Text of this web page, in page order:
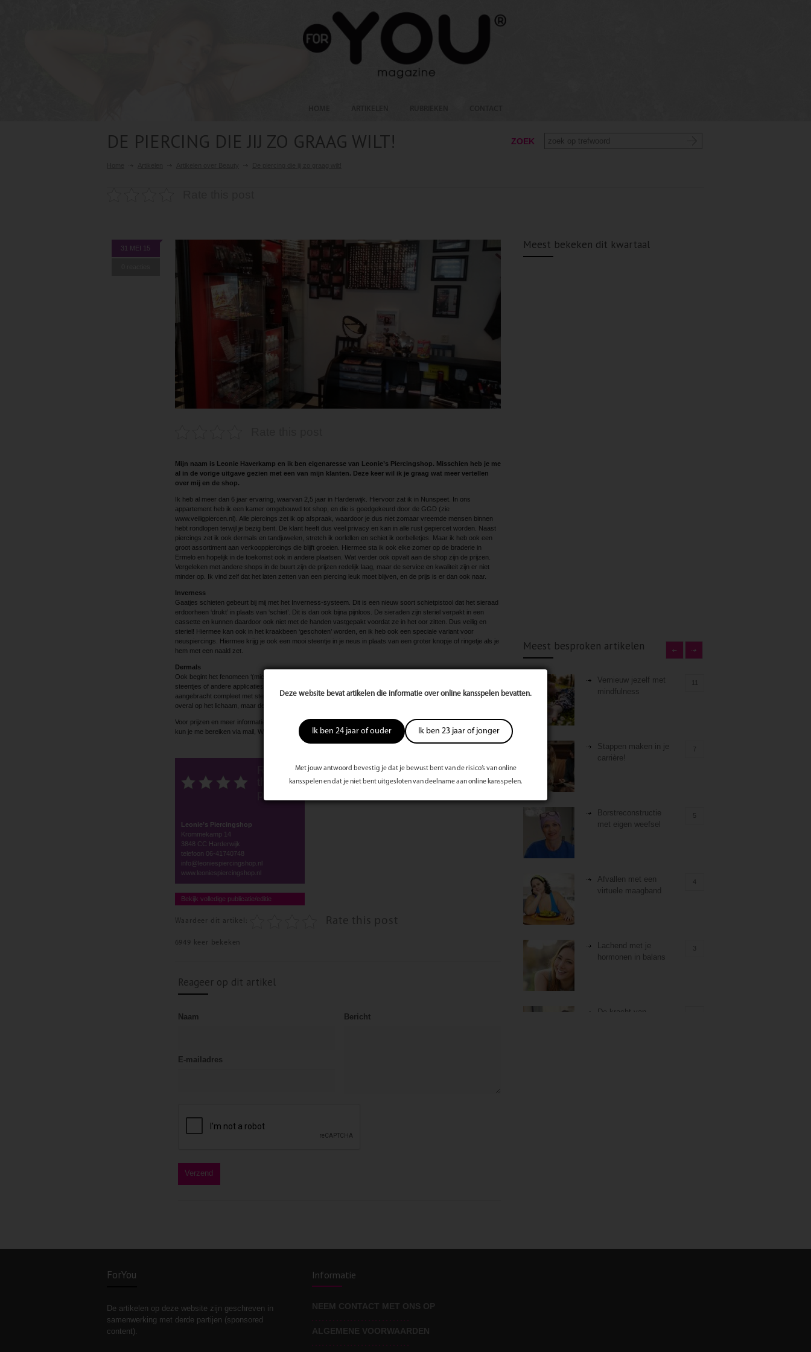
Deze website bevat artikelen die informatie over online kansspelen bevatten.
Ik ben 24 jaar of ouder Ik ben 23 jaar of jonger
Met jouw antwoord bevestig je dat je bewust bent van de risico’s van online
kansspelen en dat je niet bent uitgesloten van deelname aan online kansspelen.
DE PIERCING DIE JIJ ZO GRAAG WILT! ZOEK
31 MEI 15
Mijn naam is Leonie Haverkamp en ik ben eigenaresse van Leonie’s Piercingshop. Misschien heb je me
al in de vorige uitgave gezien met een van mijn klanten. Deze keer wil ik je graag wat meer vertellen
over mij en de shop.
Ik heb al meer dan 6 jaar ervaring, waarvan 2,5 jaar in Harderwijk. Hiervoor zat ik in Nunspeet. In ons
appartement heb ik een kamer omgebouwd tot shop, en die is goedgekeurd door de GGD (zie
www.veiligpiercen.nl). Alle piercings zet ik op afspraak, waardoor je dus niet zomaar vreemde mensen binnen
hebt rondlopen terwijl je bezig bent. De klant heeft dus veel privacy en kan in alle rust gepiercet worden. Naast
piercings zet ik ook dermals en tandjuwelen, stretch ik oorlellen en schiet ik oorbelletjes. Maar ik heb ook een
groot assortiment aan verkooppiercings die blijft groeien. Hiermee sta ik ook elke zomer op de braderie in
Ermelo en hopelijk in de toekomst ook in andere plaatsen. Wat verder ook opvalt aan de shop zijn de prijzen.
Vergeleken met andere shops in de buurt zijn de prijzen redelijk laag, maar de service en kwaliteit zijn er niet
minder op. Ik vind zelf dat het laten zetten van een piercing leuk moet blijven, en de prijs is er dan ook naar.
Inverness
Gaatjes schieten gebeurt bij mij met het Inverness-­systeem. Dit is een nieuw soort schietpistool dat het sieraad
erdoorheen ‘drukt’ in plaats van ‘schiet’. Dit is dan ook bijna pijnloos. De sieraden zijn steriel verpakt in een
cassette en kunnen daardoor ook niet met de handen vastgepakt voordat ze in het oor zitten. Dus veilig en
steriel! Hiermee kan ook in het kraakbeen ‘geschoten’ worden, en ik heb ook een speciale variant voor
neuspiercings. Hiermee krijg je ook een mooi steentje in je neus in plaats van een groter knopje of ringetje als je
hem met een naald zet.
Dermals
Ook begint het fenomeen ‘(micro)dermal’ of ‘dermal anchor’ steeds meer bekendheid te krijgen. Dit zijn mooie
steentjes of andere applicaties die in een implantaat geschroefd kunnen worden. De implantaat wordt in de huid
aangebracht compleet met steentje en heeft ongeveer 2 tot 4 maanden nodig om vast te groeien. Dit kan bijna
overal op het lichaam, maar de kans is er dat je huid het afstoot.
Voor prijzen en meer informatie kun je terecht op mijn website. Om een afspraak te maken of vragen te stellen,
kun je me bereiken via mail, Whatsapp, sms, Facebook en het contactformulier op de website.
Leonie’s Piercingshop
Krommekamp 14
3848 CC Harderwijk
telefoon 06-41740748
info@leoniespiercingshop.nl
www.leoniespiercingshop.nl
Bekijk volledige publicatie/editie
Waardeer dit artikel: Rate this post
6949 keer bekeken
Reageer op dit artikel
Naam
E-mailadres
Bericht
Meest bekeken dit kwartaal
Meest besproken artikelen
Vernieuw jezelf met
mindfulness
Stappen maken in je
carrière!
7
Borstreconstructie
met eigen weefsel
5
Afvallen met een
virtuele maagband
4
Lachend met je
hormonen in balans
3
De kracht van
ForYou
De artikelen op deze website zijn geschreven in
samenwerking met derde partijen (sponsored
content).
Informatie
NEEM CONTACT MET ONS OP
ALGEMENE VOORWAARDEN